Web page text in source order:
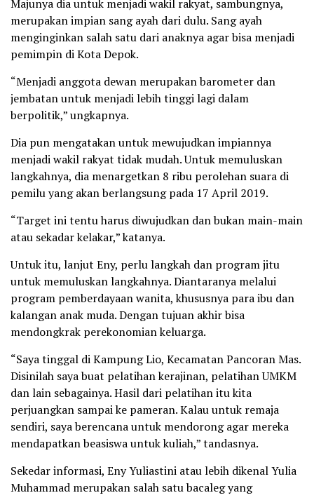
Majunya dia untuk menjadi wakil rakyat, sambungnya,
merupakan impian sang ayah dari dulu. Sang ayah
menginginkan salah satu dari anaknya agar bisa menjadi
pemimpin di Kota Depok.
“Menjadi anggota dewan merupakan barometer dan
jembatan untuk menjadi lebih tinggi lagi dalam
berpolitik,” ungkapnya.
Dia pun mengatakan untuk mewujudkan impiannya
menjadi wakil rakyat tidak mudah. Untuk memuluskan
langkahnya, dia menargetkan 8 ribu perolehan suara di
pemilu yang akan berlangsung pada 17 April 2019.
“Target ini tentu harus diwujudkan dan bukan main-main
atau sekadar kelakar,” katanya.
Untuk itu, lanjut Eny, perlu langkah dan program jitu
untuk memuluskan langkahnya. Diantaranya melalui
program pemberdayaan wanita, khususnya para ibu dan
kalangan anak muda. Dengan tujuan akhir bisa
mendongkrak perekonomian keluarga.
“Saya tinggal di Kampung Lio, Kecamatan Pancoran Mas.
Disinilah saya buat pelatihan kerajinan, pelatihan UMKM
dan lain sebagainya. Hasil dari pelatihan itu kita
perjuangkan sampai ke pameran. Kalau untuk remaja
sendiri, saya berencana untuk mendorong agar mereka
mendapatkan beasiswa untuk kuliah,” tandasnya.
Sekedar informasi, Eny Yuliastini atau lebih dikenal Yulia
Muhammad merupakan salah satu bacaleg yang